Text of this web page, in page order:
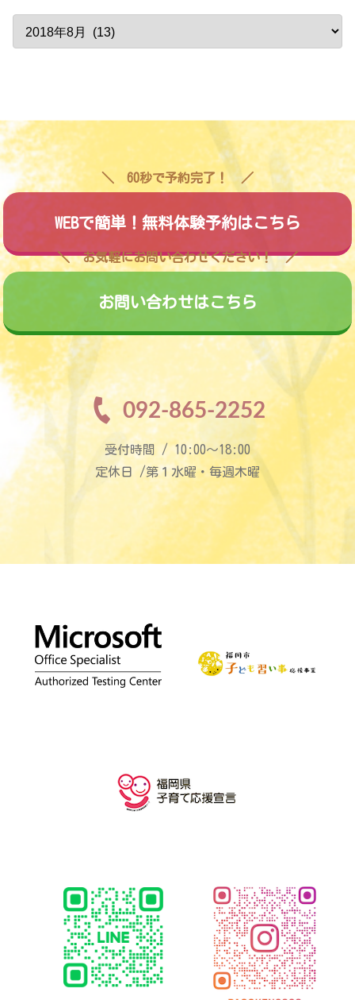
60秒で予約完了！
WEBで簡単！無料体験予約はこちら
お気軽にお問い合わせください！
お問い合わせはこちら
092-865-2252
受付時間 / 10:00〜18:00
定休日 /第１水曜・毎週木曜